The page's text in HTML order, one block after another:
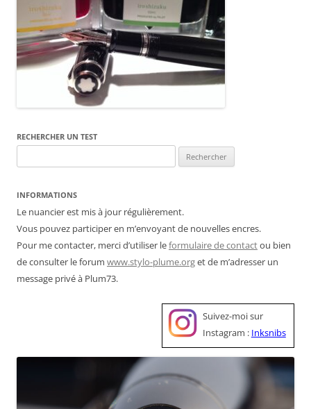
RECHERCHER UN TEST
INFORMATIONS
Le nuancier est mis à jour régulièrement.
Vous pouvez participer en m’envoyant de nouvelles encres.
Pour me contacter, merci d’utiliser leformulaire de contactou bien
de consulter le forum www.stylo-plume.orget de m’adresser un
message privé à Plum73.
Suivez-moi sur
Instagram : Inksnibs